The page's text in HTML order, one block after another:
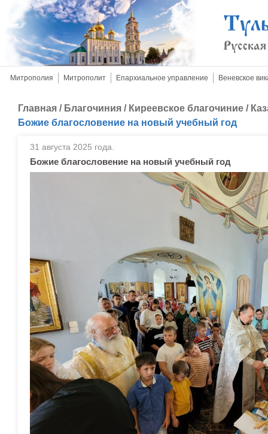
Митрополия Митрополит Епархиальное управление Веневское
Главная / Благочиния / Киреевское благочиние /
Божие благословение на новый учебный год
31 августа 2025 года.
Божие благословение на новый учебный год